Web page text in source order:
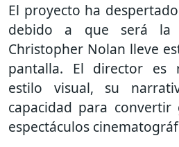
El proyecto ha
debido a que será la
Christopher Nolan lleve
pantalla. El director es
estilo visual, su
capacidad para
espectáculos